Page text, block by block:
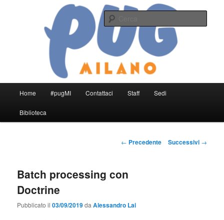
#pugMI
PHP User Group Milano
principale
Home #pugMI Contattaci Staff Sedi
Biblioteca
Navigazione
← Precedente Successivi →
Batch processing con
Doctrine
Pubblicato il03/09/2019daAlessandro Lai